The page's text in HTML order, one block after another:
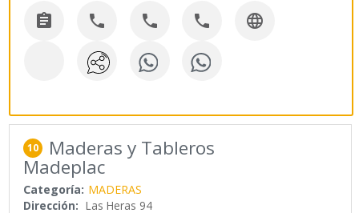
    
10 Maderas y Tableros
Madeplac
Categoría: MADERAS
Dirección: Las Heras 94